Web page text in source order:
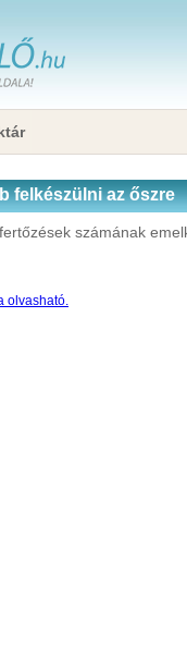
felkészülni az őszre
számának
olvasható.